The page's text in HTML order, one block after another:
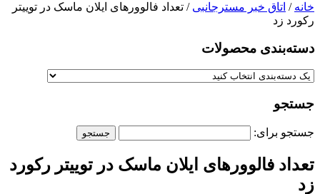
خانه / اتاق خبر مسترجانبی / تعداد فالوورهای ایلان ماسک در توییتر
رکورد زد
دسته‌بندی‌ محصولات
جستجو
جستجو برای:
تعداد فالوورهای ایلان ماسک در توییتر رکورد
زد